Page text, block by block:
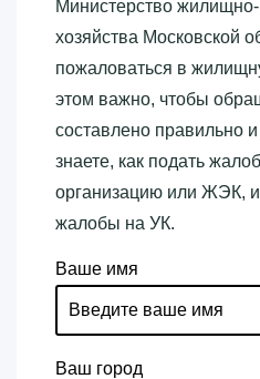
Министерство
хозяйства Московской
пожаловаться в
этом важно, чтобы
составлено правильно
знаете, как подать
организацию или ЖЭК,
жалобы на УК.
Ваше имя
Ваш город